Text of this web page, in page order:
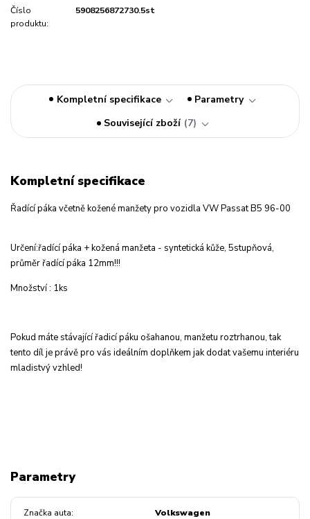
Číslo
produktu:
5908256872730.5st
Kompletní specifikace
Parametry
Související zboží 7
Kompletní specifikace
Řadící páka včetně kožené manžety pro vozidla VW Passat B5 96-00
Určení:řadící páka + kožená manžeta - syntetická kůže, 5stupňová,
průměr řadící páka 12mm!!!
Množství : 1ks
Pokud máte stávající řadicí páku ošahanou, manžetu roztrhanou, tak
tento díl je právě pro vás ideálním doplňkem jak dodat vašemu interiéru
mladistvý vzhled!
Parametry
Značka auta Volkswagen